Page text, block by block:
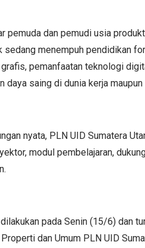
pemuda dan pemudi usia
sedang menempuh pendidikan
pemanfaatan teknologi
daya saing di dunia kerja
nyata, PLN UID Sumatera
modul pembelajaran,
pada Senin (15/6) dan
dan Umum PLN UID